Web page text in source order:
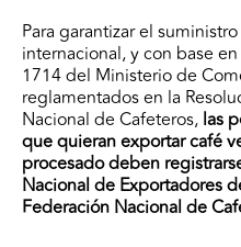
Para garantizar el
internacional, y con base
1714 del Ministerio de
reglamentados en la
Nacional de Cafeteros, las
que quieran exportar café
procesado deben
Nacional de Exportadores
Federación Nacional de